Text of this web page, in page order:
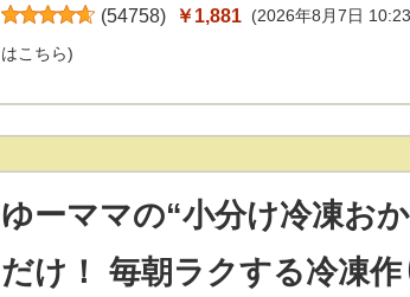
(54758) ￥1,881 (2026年8月7日
はこちら)
ゆーママの“小分け冷凍お
だけ！ 毎朝ラクする冷凍